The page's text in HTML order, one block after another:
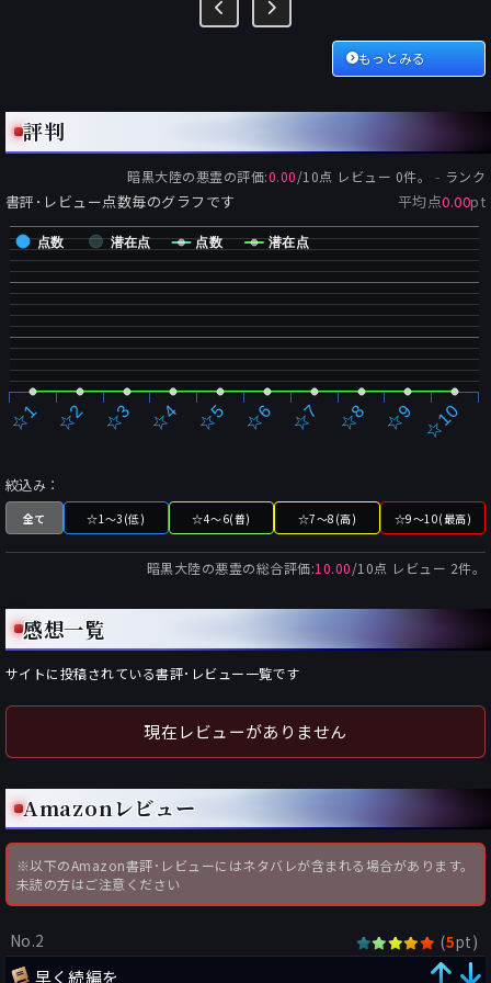
もっとみる
評判
暗黒大陸の悪霊の評価:0.00/10点 レビュー 0件。 - ランク
書評･レビュー点数毎のグラフです 平均点0.00pt
点数 潜在点 点数 潜在点
☆1 ☆2 ☆3 ☆4 ☆5 ☆6 ☆7 ☆8 ☆9 ☆10
絞込み：
全て ☆1～3(低) ☆4～6(普) ☆7～8(高) ☆9～10(最高)
暗黒大陸の悪霊の総合評価:10.00/10点 レビュー 2件。
感想一覧
サイトに投稿されている書評･レビュー一覧です
現在レビューがありません
Amazonレビュー
※以下のAmazon書評･レビューにはネタバレが含まれる場合があります。
未読の方はご注意ください
No.2 (5pt)
早く続編を